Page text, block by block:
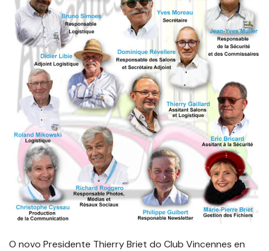
O novo Presidente Thierry Briet do Club Vincennes en